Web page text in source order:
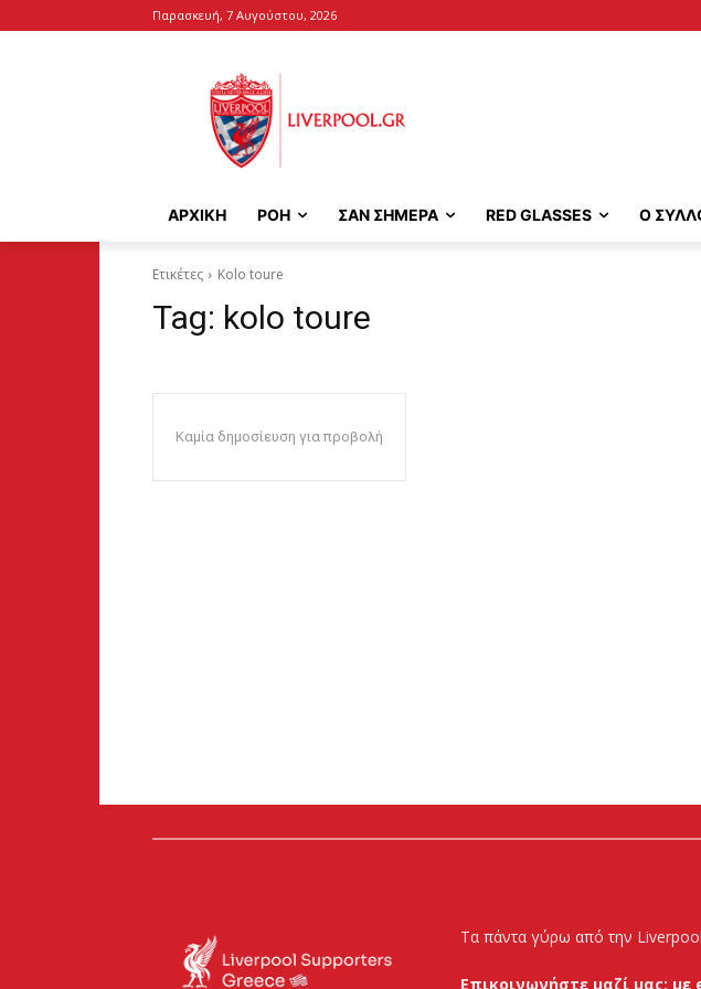
Παρασκευή, 7 Αυγούστου, 2026
ΑΡΧΙΚΉ ΡΟΗ ΣΑΝ ΣΗΜΕΡΑ RED GLASSES Ο
Ετικέτες Kolo toure
Tag: kolo toure
Καμία δημοσίευση για προβολή
Τα πάντα γύρω από την
Επικοινωνήστε μαζί μας: με